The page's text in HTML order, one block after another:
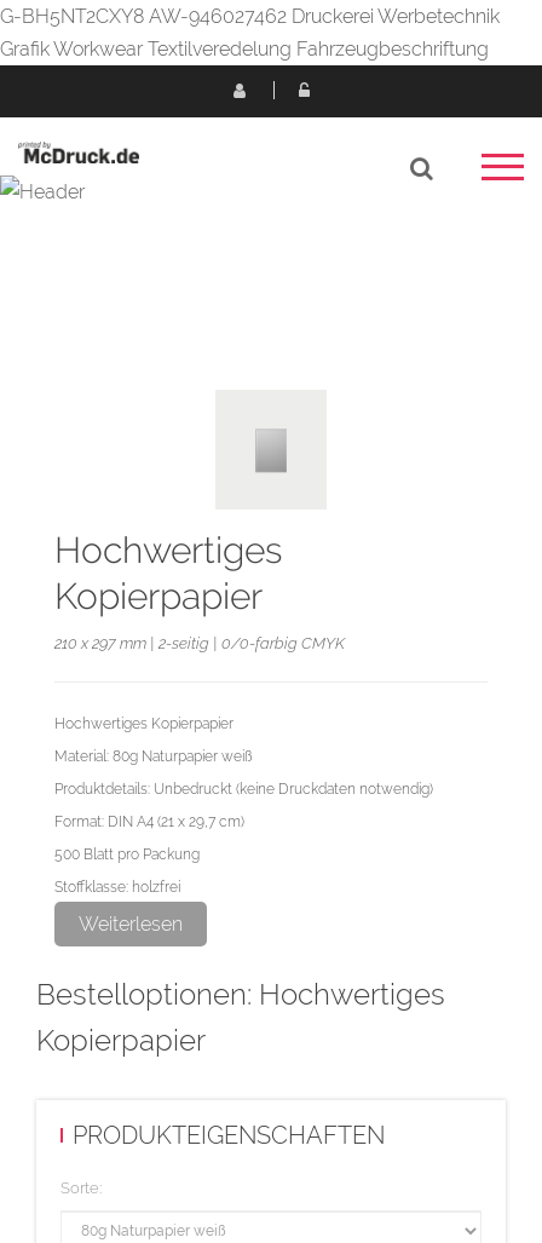
G-BH5NT2CXY8 AW-946027462 Druckerei Werbetechnik
Grafik Workwear Textilveredelung Fahrzeugbeschriftung
Hochwertiges
Kopierpapier
210 x 297 mm | 2-seitig | 0/0-farbig CMYK
Hochwertiges Kopierpapier
Material: 80g Naturpapier weiß
Produktdetails: Unbedruckt (keine Druckdaten notwendig)
Format: DIN A4 (21 x 29,7 cm)
500 Blatt pro Packung
Stoffklasse: holzfrei
Oberfläche: matt
Weiterlesen
Bestelloptionen: Hochwertiges
Kopierpapier
PRODUKTEIGENSCHAFTEN
Sorte: